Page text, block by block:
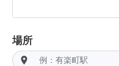
場所
room